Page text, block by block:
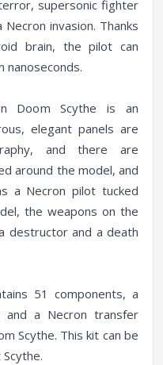
supersonic fighter
invasion. Thanks
brain, the pilot can
nanoseconds.
Doom Scythe is an
elegant panels are
and there are
around the model, and
a Necron pilot tucked
the weapons on the
destructor and a death
51 components, a
a Necron transfer
Scythe. This kit can be